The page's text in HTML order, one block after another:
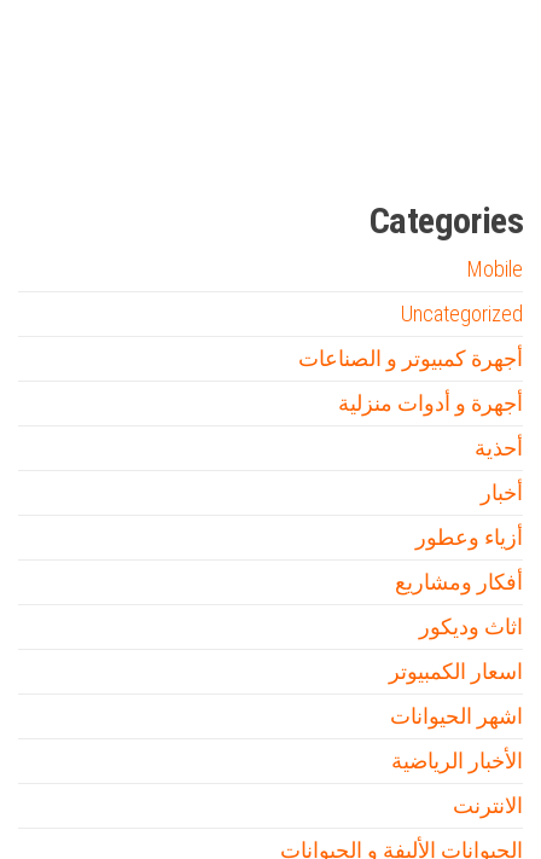
Categories
Mobile
Uncategorized
أجهرة كمبيوتر و الصناعات
أجهرة و أدوات منزلية
أحذية
أخبار
أزياء وعطور
أفكار ومشاريع
اثاث وديكور
اسعار الكمبيوتر
اشهر الحيوانات
الأخبار الرياضية
الانترنت
الحيوانات الأليفة و الحيوانات